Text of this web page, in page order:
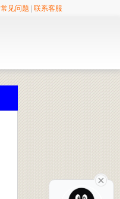
常见问题 联系客服